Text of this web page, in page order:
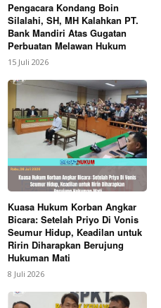
Pengacara Kondang Boin
Silalahi, SH, MH Kalahkan PT.
Bank Mandiri Atas Gugatan
Perbuatan Melawan Hukum
15 Juli 2026
Kuasa Hukum Korban Angkar
Bicara: Setelah Priyo Di Vonis
Seumur Hidup, Keadilan untuk
Ririn Diharapkan Berujung
Hukuman Mati
8 Juli 2026